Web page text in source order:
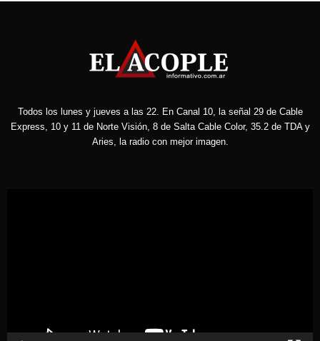
Todos los lunes y jueves a las 22. En Canal 10, la señal 29 de Cable
Express, 10 y 11 de Norte Visión, 8 de Salta Cable Color, 35.2 de TDA y
Aries, la radio con mejor imagen.